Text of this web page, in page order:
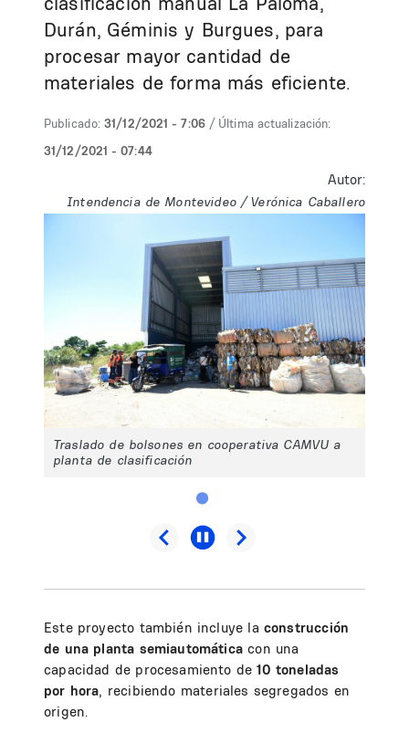
Durán, Géminis y Burgues, para
procesar mayor cantidad de
materiales de forma más eficiente.
Publicado: 31/12/2021 - 7:06 / Última actualización:
31/12/2021 - 07:44
Autor:
Intendencia de Montevideo / Verónica Caballero
Traslado de bolsones en cooperativa CAMVU a
planta de clasificación
Este proyecto también incluye la construcción
de una planta semiautomática con una
capacidad de procesamiento de10 toneladas
por hora, recibiendo materiales segregados en
origen.